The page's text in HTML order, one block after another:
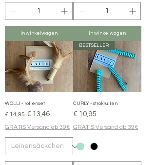
In winkelwagen In winkelwagen
WOLLI - rollenset
Normale prijs
€ 14,95 Verkoopprijs
€ 13,46
GRATIS Versand ab 39€
BESTSELLER
CURLY - strokrullen
Prijs
€ 10,95
GRATIS Versand ab 39€